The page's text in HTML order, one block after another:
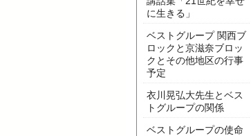
に生きる」
ベストグループ 関西ブ
ロックと京滋奈ブロッ
クとその他地区の行事
予定
衣川晃弘大先生とベス
トグループの関係
ベストグループの使命